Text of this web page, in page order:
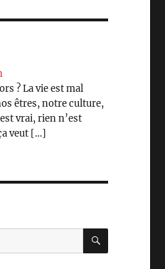
? La vie est mal
êtres, notre culture,
vrai, rien n’est
veut […]